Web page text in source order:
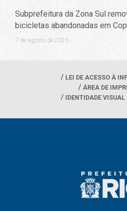
Subprefeitura da Zona Sul
bicicletas abandonadas em
7 de agosto de 2026
LEI DE ACESSO À
ÁREA DE
IDENTIDADE